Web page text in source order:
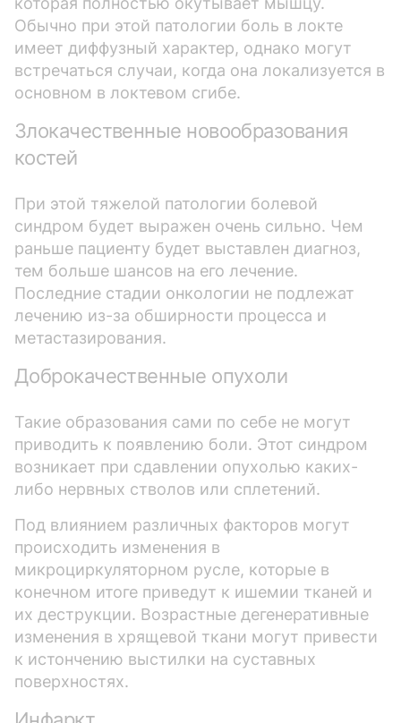
Обычно при этой патологии боль в локте
имеет диффузный характер, однако могут
встречаться случаи, когда она локализуется в
основном в локтевом сгибе.
Злокачественные новообразования
костей
При этой тяжелой патологии болевой
синдром будет выражен очень сильно. Чем
раньше пациенту будет выставлен диагноз,
тем больше шансов на его лечение.
Последние стадии онкологии не подлежат
лечению из-за обширности процесса и
метастазирования.
Доброкачественные опухоли
Такие образования сами по себе не могут
приводить к появлению боли. Этот синдром
возникает при сдавлении опухолью каких-
либо нервных стволов или сплетений.
Под влиянием различных факторов могут
происходить изменения в
микроциркуляторном русле, которые в
конечном итоге приведут к ишемии тканей и
их деструкции. Возрастные дегенеративные
изменения в хрящевой ткани могут привести
к истончению выстилки на суставных
поверхностях.